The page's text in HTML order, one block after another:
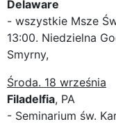
Delaware
- wszystkie Msze
13:00. Niedzielna
Smyrny,
Środa. 18 września
Filadelfia, PA
- Seminarium św.